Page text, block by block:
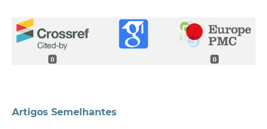
0 0
Artigos Semelhantes